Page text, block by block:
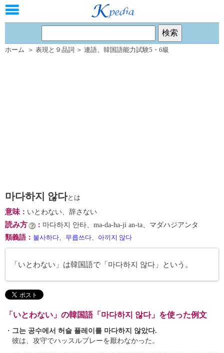
ホーム ＞ 表現と９品詞 ＞ 連語、 韓国語能力試験5・6級
마다하지 않다とは
意味： いとわない、辞さない
読み方 ： 마다하지 안타、ma-da-ha-ji an-ta、マダハジアンタ
類義語 ： 불사하다、 무릅쓰다、 아끼지 않다
「いとわない」は韓国語で「마다하지 않다」という。
「いとわない」の韓国語「마다하지 않다」を使った例文
・ 그는 공수에서 허슬 플레이를 마다하지 않았다.
彼は、攻守でハッスルプレーを厭わなかった。